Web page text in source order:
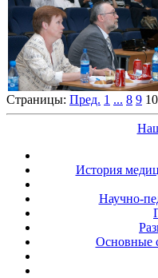
Страницы: Пред. 1 ... 8 9 10
История
Научно-
Основные